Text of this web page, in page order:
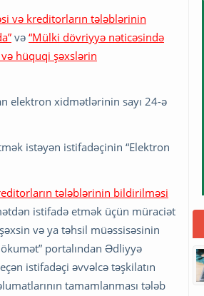
və kreditorların tələblərinin
və “Mülki dövriyyə nəticəsində
hüquqi şəxslərin
elektron xidmətlərinin sayı 24-ə
istəyən istifadəçinin “Elektron
tələblərinin bildirilməsi
istifadə etmək üçün müraciət
və ya təhsil müəssisəsinin
portalından Ədliyyə
istifadəçi əvvəlcə təşkilatın
tamamlanması tələb